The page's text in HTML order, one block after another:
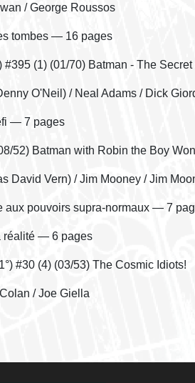
/ George Roussos
tombes — 16 pages
(1) (01/70) Batman - The
O'Neil) / Neal Adams / Dick
— 7 pages
52) Batman with Robin the Boy
Vern) / Jim Mooney / Jim
aux pouvoirs supra-normaux — 7
réalité — 6 pages
#30 (4) (03/53) The Cosmic Idiots!
/ Joe Giella